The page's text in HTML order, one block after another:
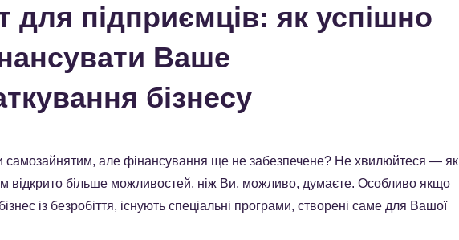
для підприємців: як успішно
Ваше
бізнесу
самозайнятим, але фінансування ще не забезпечене? Не хвилюйтеся — як
відкрито більше можливостей, ніж Ви, можливо, думаєте. Особливо якщо
із безробіття, існують спеціальні програми, створені саме для Вашої